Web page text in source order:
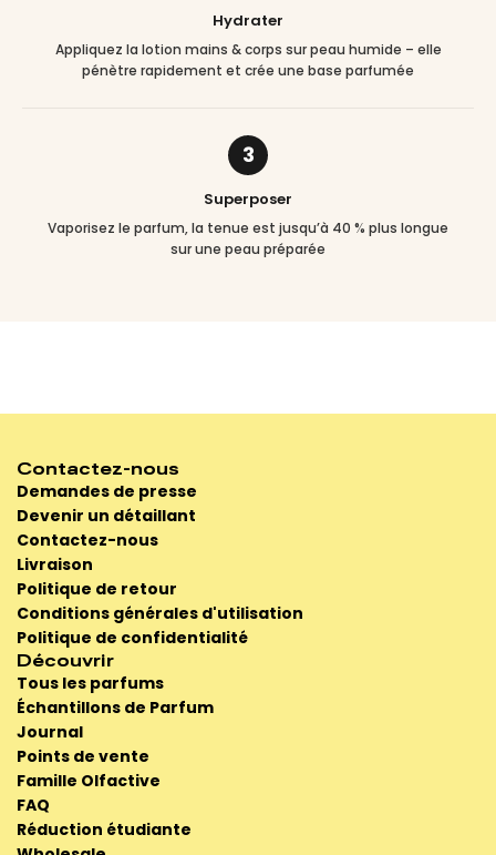
Hydrater
Appliquez la lotion mains & corps sur peau humide – elle
pénètre rapidement et crée une base parfumée
3
Superposer
Vaporisez le parfum, la tenue est jusqu’à 40 % plus longue
sur une peau préparée
Contactez-nous
Demandes de presse
Devenir un détaillant
Contactez-nous
Livraison
Politique de retour
Conditions générales d'utilisation
Politique de confidentialité
Découvrir
Tous les parfums
Échantillons de Parfum
Journal
Points de vente
Famille Olfactive
FAQ
Réduction étudiante